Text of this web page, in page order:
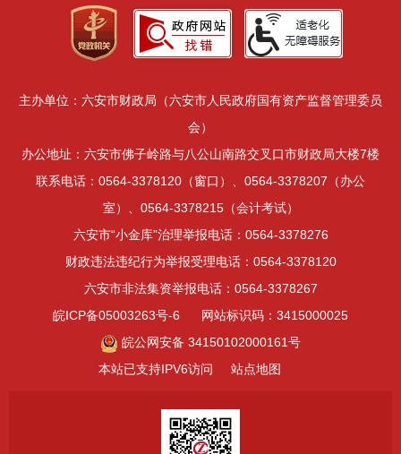
主办单位：六安市财政局（六安市人民政府国有资产监督管理委员
会）
办公地址：六安市佛子岭路与八公山南路交叉口市财政局大楼7楼
联系电话：0564-3378120（窗口）、0564-3378207（办公
室）、0564-3378215（会计考试）
六安市“小金库”治理举报电话：0564-3378276
财政违法违纪行为举报受理电话：0564-3378120
六安市非法集资举报电话：0564-3378267
皖ICP备05003263号-6
网站标识码：3415000025
皖公网安备 34150102000161号
本站已支持IPV6访问
站点地图